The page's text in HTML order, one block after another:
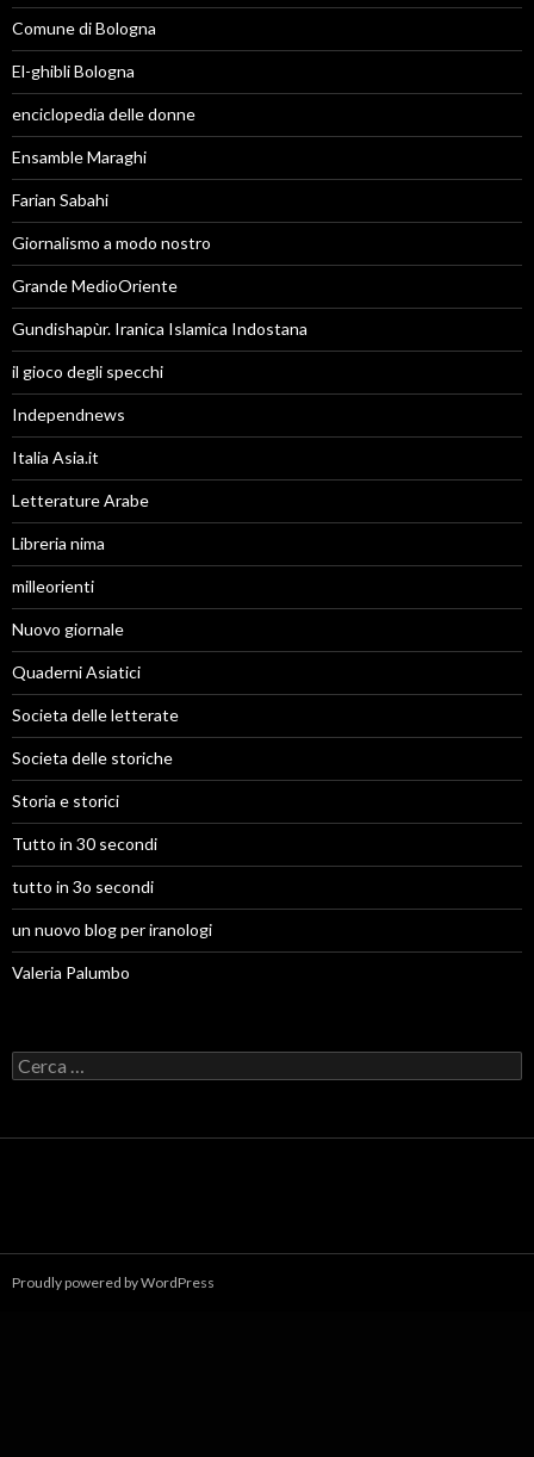
Comune di Bologna
El-ghibli Bologna
enciclopedia delle donne
Ensamble Maraghi
Farian Sabahi
Giornalismo a modo nostro
Grande MedioOriente
Gundishapùr. Iranica Islamica Indostana
il gioco degli specchi
Independnews
Italia Asia.it
Letterature Arabe
Libreria nima
milleorienti
Nuovo giornale
Quaderni Asiatici
Societa delle letterate
Societa delle storiche
Storia e storici
Tutto in 30 secondi
tutto in 3o secondi
un nuovo blog per iranologi
Valeria Palumbo
R
i
r
:Proudly powered by WordPress